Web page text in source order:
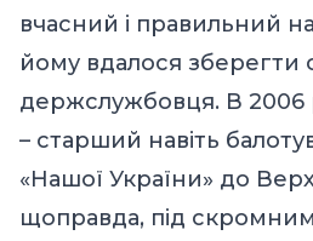
вчасний і правильний
йому вдалося зберегти
держслужбовця. В 2006
– старший навіть
«Нашої України» до
щоправда, під